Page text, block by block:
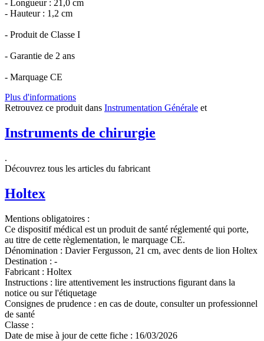
- Longueur : 21,0 cm
- Hauteur : 1,2 cm
- Produit de Classe I
- Garantie de 2 ans
- Marquage CE
Plus d'informations
Retrouvez ce produit dans Instrumentation Générale et
Instruments de chirurgie
.
Découvrez tous les articles du fabricant
Holtex
Mentions obligatoires :
Ce dispositif médical est un produit de santé réglementé qui porte,
au titre de cette règlementation, le marquage CE.
Dénomination : Davier Fergusson, 21 cm, avec dents de lion Holtex
Destination : -
Fabricant : Holtex
Instructions : lire attentivement les instructions figurant dans la
notice ou sur l'étiquetage
Consignes de prudence : en cas de doute, consulter un professionnel
de santé
Classe :
Date de mise à jour de cette fiche : 16/03/2026